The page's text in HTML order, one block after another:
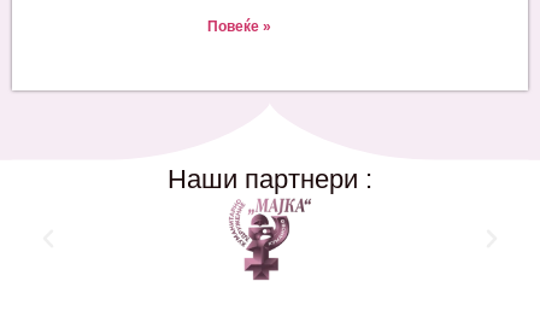
Повеќе »
Наши партнери :